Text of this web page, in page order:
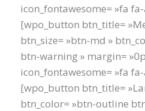
icon_fontawesome= »fa
[wpo_button btn_title=
btn_size= »btn-md »
btn-warning » margin=
icon_fontawesome= »fa
[wpo_button btn_title=
btn_color= »btn-outline